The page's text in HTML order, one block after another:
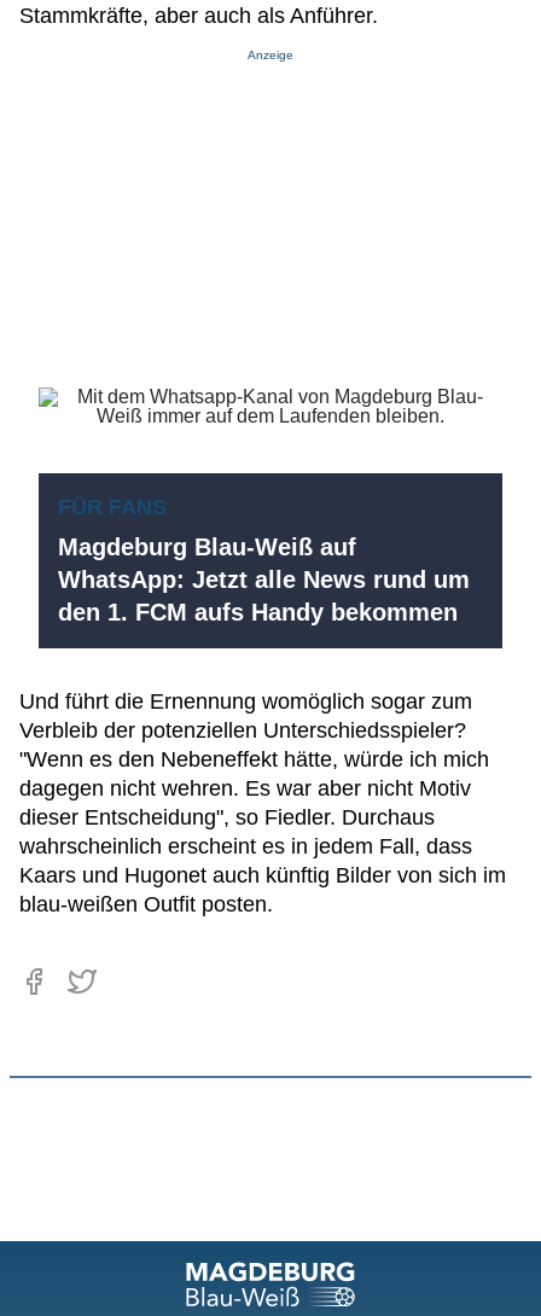
Stammkräfte, aber auch als Anführer.
Anzeige
FÜR FANS
Magdeburg Blau-Weiß auf
WhatsApp: Jetzt alle News rund um
den 1. FCM aufs Handy bekommen
Und führt die Ernennung womöglich sogar zum
Verbleib der potenziellen Unterschiedsspieler?
"Wenn es den Nebeneffekt hätte, würde ich mich
dagegen nicht wehren. Es war aber nicht Motiv
dieser Entscheidung", so Fiedler. Durchaus
wahrscheinlich erscheint es in jedem Fall, dass
Kaars und Hugonet auch künftig Bilder von sich im
blau-weißen Outfit posten.